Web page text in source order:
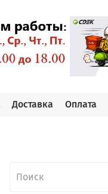
Доставка Оплата